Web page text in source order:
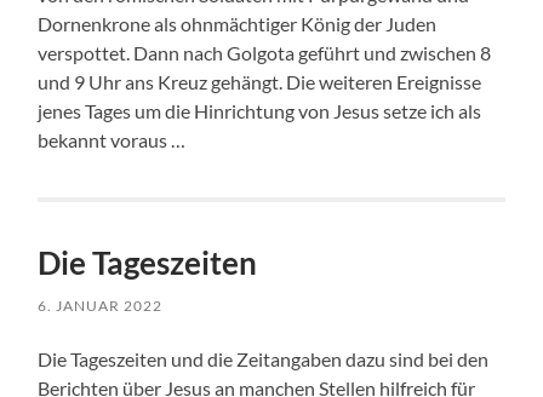
Dornenkrone als ohnmächtiger König der Juden
verspottet. Dann nach Golgota geführt und zwischen 8
und 9 Uhr ans Kreuz gehängt. Die weiteren Ereignisse
jenes Tages um die Hinrichtung von Jesus setze ich als
bekannt voraus …
Die Tageszeiten
6. JANUAR 2022
Die Tageszeiten und die Zeitangaben dazu sind bei den
Berichten über Jesus an manchen Stellen hilfreich für